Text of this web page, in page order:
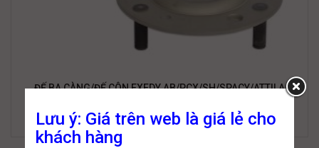
ĐẾ BA CÀNG/ĐẾ CÔN EXEDY AB/PCX/SH/SPACY/ATTILA
187,000₫
110,000 ₫
Lưu ý: Giá trên web là giá lẻ cho
khách hàng